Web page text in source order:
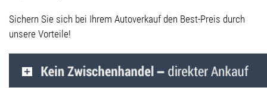
Sichern Sie sich bei Ihrem Autoverkauf den Best-Preis durch
unsere Vorteile!